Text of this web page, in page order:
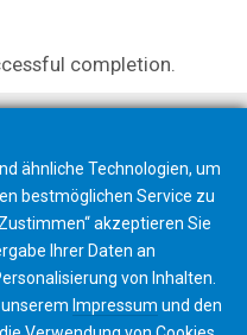
completion.
ähnliche Technologien, um
bestmöglichen Service zu
akzeptieren Sie
Ihrer Daten an
von Inhalten.
Impressum und den